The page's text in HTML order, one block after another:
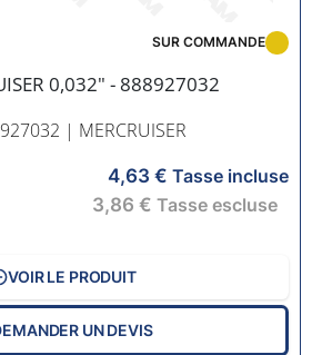
0,032" - 888927032
| MERCRUISER
SUR COMMANDE
4,63 € Tasse incluse
3,86 € Tasse escluse
VOIR LE PRODUIT
UN DEVIS